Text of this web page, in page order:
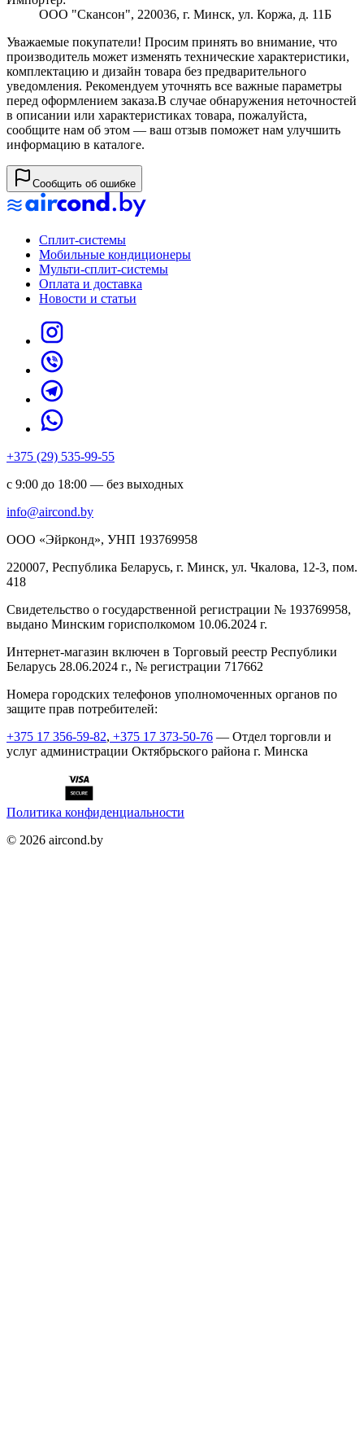
ООО "Скансон", 220036, г. Минск, ул. Коржа, д. 11Б
Уважаемые покупатели! Просим принять во внимание, что
производитель может изменять технические характеристики,
комплектацию и дизайн товара без предварительного
уведомления. Рекомендуем уточнять все важные параметры
перед оформлением заказа.В случае обнаружения неточностей
в описании или характеристиках товара, пожалуйста,
сообщите нам об этом — ваш отзыв поможет нам улучшить
информацию в каталоге.
Сообщить об ошибке
Сплит-системы
Мобильные кондиционеры
Мульти-сплит-системы
Оплата и доставка
Новости и статьи
+375 (29) 535-99-55
с 9:00 до 18:00 — без выходных
info@aircond.by
ООО «Эйрконд», УНП 193769958
220007, Республика Беларусь, г. Минск, ул. Чкалова, 12-3, пом.
418
Cвидетельство о государственной регистрации № 193769958,
выдано Минским горисполкомом 10.06.2024 г.
Интернет-магазин включен в Торговый реестр Республики
Беларусь 28.06.2024 г., № регистрации 717662
Номера городских телефонов уполномоченных органов по
защите прав потребителей:
+375 17 356-59-82, +375 17 373-50-76 — Отдел торговли и
услуг администрации Октябрьского района г. Минска
Политика конфиденциальности
© 2026 aircond.by